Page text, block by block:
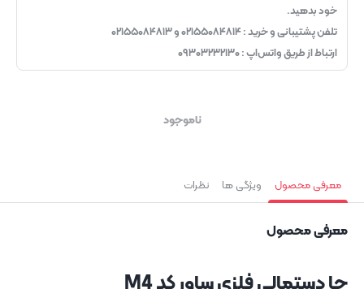
خود بدهید.
تلفن پشتیبانی و خرید : ۰۲۱۵۵۰۸۴۸۱۴ و ۰۲۱۵۵۰۸۴۸۱۳
ارتباط از طریق واتس‌اپ : ۰۹۳۰۳۲۳۲۱۳۰
ناموجود
معرفی محصول ویژگی ها نظرات
معرفی محصول
جا دستمالی فلزی ساور کد M4